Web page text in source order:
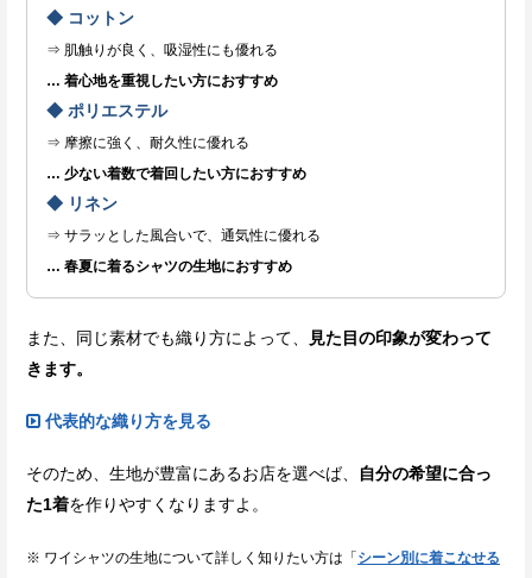
◆ コットン
⇒ 肌触りが良く、吸湿性にも優れる
… 着心地を重視したい方におすすめ
◆ ポリエステル
⇒ 摩擦に強く、耐久性に優れる
… 少ない着数で着回したい方におすすめ
◆ リネン
⇒ サラッとした風合いで、通気性に優れる
… 春夏に着るシャツの生地におすすめ
また、同じ素材でも織り方によって、
見た目の印象が変わって
きます。
代表的な織り方を見る
そのため、生地が豊富にあるお店を選べば、
自分の希望に合っ
た1着を作りやすくなりますよ。
※ ワイシャツの生地について詳しく知りたい方は「 シーン別に着こなせる